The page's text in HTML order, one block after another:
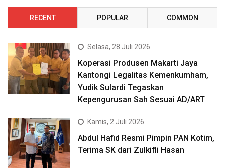
RECENT POPULAR COMMON
Selasa, 28 Juli 2026
Koperasi Produsen Makarti Jaya
Kantongi Legalitas Kemenkumham,
Yudik Sulardi Tegaskan
Kepengurusan Sah Sesuai AD/ART
Kamis, 2 Juli 2026
Abdul Hafid Resmi Pimpin PAN Kotim,
Terima SK dari Zulkifli Hasan